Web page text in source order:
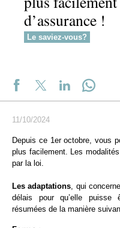
d’assurance !
Le saviez-vous?
11/10/2024
Depuis ce 1er octobre, vous
plus facilement. Les
par la loi.
Les adaptations, qui
délais pour qu’elle
résumées de la manière